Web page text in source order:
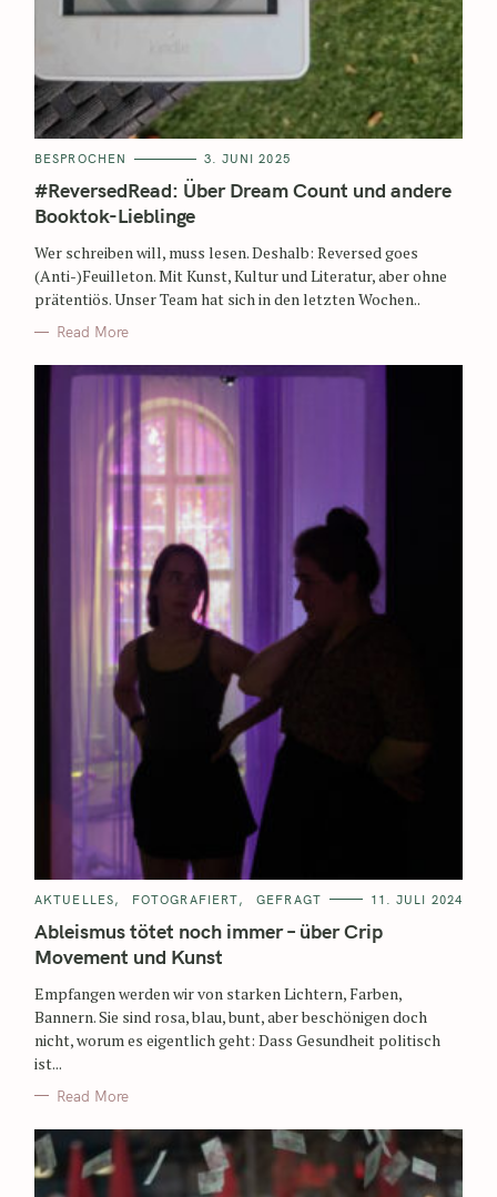
BESPROCHEN 3. JUNI 2025
#ReversedRead: Über Dream Count und andere
Booktok-Lieblinge
Wer schreiben will, muss lesen. Deshalb: Reversed goes
(Anti-)Feuilleton. Mit Kunst, Kultur und Literatur, aber ohne
prätentiös. Unser Team hat sich in den letzten Wochen..
Read More
AKTUELLES FOTOGRAFIERT GEFRAGT 11. JULI 2024
Ableismus tötet noch immer – über Crip
Movement und Kunst
Empfangen werden wir von starken Lichtern, Farben,
Bannern. Sie sind rosa, blau, bunt, aber beschönigen doch
nicht, worum es eigentlich geht: Dass Gesundheit politisch
ist...
Read More